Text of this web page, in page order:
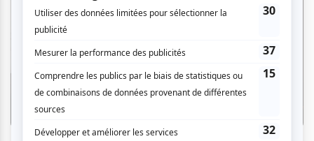
Zoom photo
Osheaga 2026 | Zoom photo sur Bolarinho,
Trixie Mattel, Mother Mother et Subtronics
ParNicolas Vivaudou